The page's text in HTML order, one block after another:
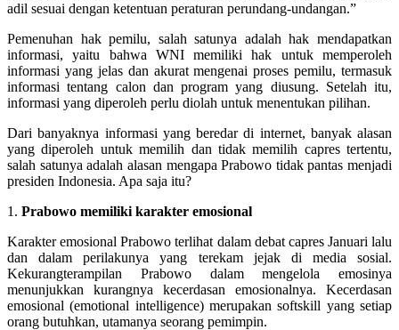
adil sesuai dengan ketentuan peraturan perundang-undangan.”
Pemenuhan hak pemilu, salah satunya adalah hak mendapatkan
informasi, yaitu bahwa WNI memiliki hak untuk memperoleh
informasi yang jelas dan akurat mengenai proses pemilu, termasuk
informasi tentang calon dan program yang diusung. Setelah itu,
informasi yang diperoleh perlu diolah untuk menentukan pilihan.
Dari banyaknya informasi yang beredar di internet, banyak alasan
yang diperoleh untuk memilih dan tidak memilih capres tertentu,
salah satunya adalah alasan mengapa Prabowo tidak pantas menjadi
presiden Indonesia. Apa saja itu?
1. Prabowo memiliki karakter emosional
Karakter emosional Prabowo terlihat dalam debat capres Januari lalu
dan dalam perilakunya yang terekam jejak di media sosial.
Kekurangterampilan Prabowo dalam mengelola emosinya
menunjukkan kurangnya kecerdasan emosionalnya. Kecerdasan
emosional (emotional intelligence) merupakan softskill yang setiap
orang butuhkan, utamanya seorang pemimpin.